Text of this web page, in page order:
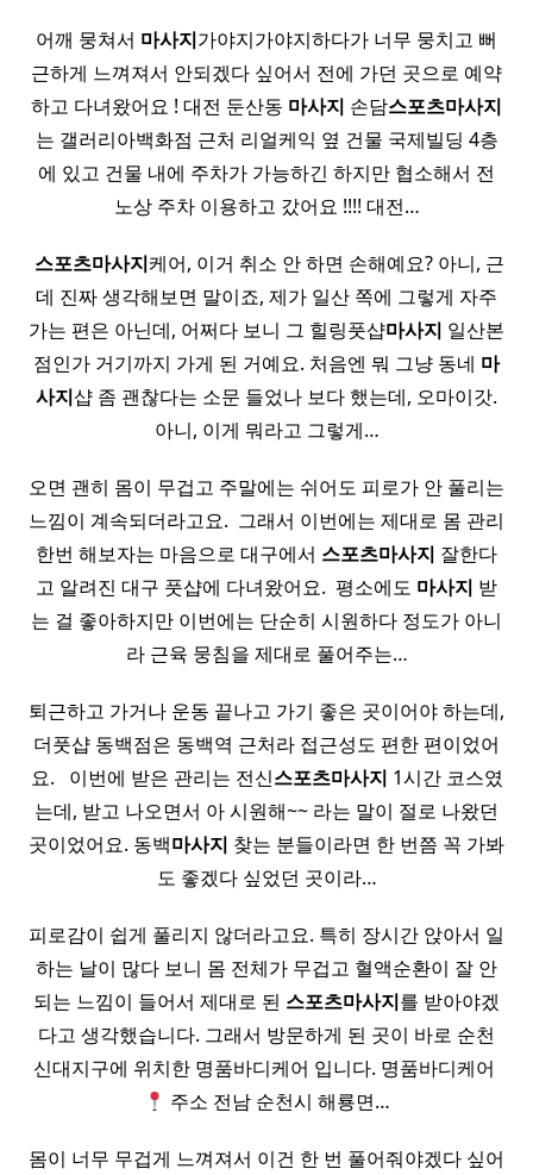
어깨 뭉쳐서 마사지가야지가야지하다가 너무 뭉치고 뻐
근하게 느껴져서 안되겠다 싶어서 전에 가던 곳으로 예약
하고 다녀왔어요 ! 대전 둔산동 마사지 손담스포츠마사지
는 갤러리아백화점 근처 리얼케익 옆 건물 국제빌딩 4층
에 있고 건물 내에 주차가 가능하긴 하지만 협소해서 전
노상 주차 이용하고 갔어요 !!!! 대전…
스포츠마사지케어, 이거 취소 안 하면 손해예요?​ 아니, 근
데 진짜 생각해보면 말이죠, 제가 일산 쪽에 그렇게 자주
가는 편은 아닌데, 어쩌다 보니 그 힐링풋샵마사지 일산본
점인가 거기까지 가게 된 거예요. 처음엔 뭐 그냥 동네 마
사지샵 좀 괜찮다는 소문 들었나 보다 했는데, 오마이갓.
아니, 이게 뭐라고 그렇게…
오면 괜히 몸이 무겁고 주말에는 쉬어도 피로가 안 풀리는
느낌이 계속되더라고요. ​ 그래서 이번에는 제대로 몸 관리
한번 해보자는 마음으로 대구에서 스포츠마사지 잘한다
고 알려진 대구 풋샵에 다녀왔어요. ​ 평소에도 마사지 받
는 걸 좋아하지만 이번에는 단순히 시원하다 정도가 아니
라 근육 뭉침을 제대로 풀어주는…
퇴근하고 가거나 운동 끝나고 가기 좋은 곳이어야 하는데,
더풋샵 동백점은 동백역 근처라 접근성도 편한 편이었어
요. ​ ​ 이번에 받은 관리는 전신스포츠마사지 1시간 코스였
는데, 받고 나오면서 아 시원해~~ 라는 말이 절로 나왔던
곳이었어요. 동백마사지 찾는 분들이라면 한 번쯤 꼭 가봐
도 좋겠다 싶었던 곳이라…
피로감이 쉽게 풀리지 않더라고요. 특히 장시간 앉아서 일
하는 날이 많다 보니 몸 전체가 무겁고 혈액순환이 잘 안
되는 느낌이 들어서 제대로 된 스포츠마사지를 받아야겠
다고 생각했습니다. 그래서 방문하게 된 곳이 바로 순천
신대지구에 위치한 명품바디케어 입니다. 명품바디케어 ​
주소 전남 순천시 해룡면…
몸이 너무 무겁게 느껴져서 이건 한 번 풀어줘야겠다 싶어